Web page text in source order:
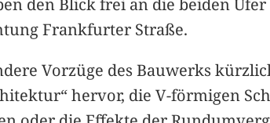
den Blick frei an die beiden
Frankfurter Straße.
Vorzüge des Bauwerks
hervor, die V-förmigen